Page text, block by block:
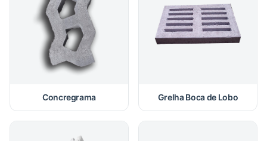
Concregrama Grelha Boca de Lobo